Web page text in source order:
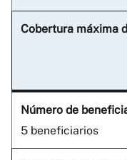
5 beneficiarios